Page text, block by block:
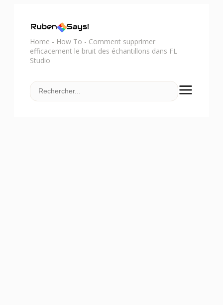
Home - How To - Comment supprimer
efficacement le bruit des échantillons dans FL
Studio